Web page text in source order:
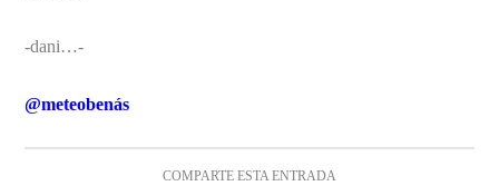
-dani…-
@meteobenás
COMPARTE ESTA ENTRADA